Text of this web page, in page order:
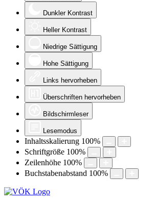
Dunkler Kontrast
Heller Kontrast
Niedrige Sättigung
Hohe Sättigung
Links hervorheben
Überschriften hervorheben
Bildschirmleser
Lesemodus
Inhaltsskalierung 100%
Schriftgröße 100%
Zeilenhöhe 100%
Buchstabenabstand 100%